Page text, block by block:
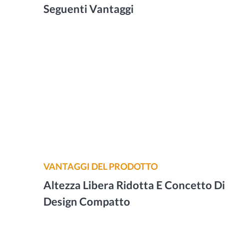
Seguenti Vantaggi
VANTAGGI DEL PRODOTTO
Altezza Libera Ridotta E Concetto Di
Design Compatto